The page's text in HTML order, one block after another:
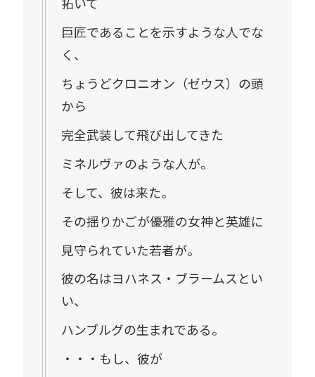
巨匠であることを示すような人でな
く、
ちょうどクロニオン（ゼウス）の頭
から
完全武装して飛び出してきた
ミネルヴァのような人が。
そして、彼は来た。
その揺りかごが優雅の女神と英雄に
見守られていた若者が。
彼の名はヨハネス・ブラームスとい
い、
ハンブルグの生まれである。
・・・もし、彼が